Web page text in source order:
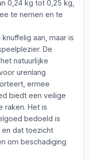
0,24 kg tot 0,25 kg,
te nemen en te
aan, maar is
De
natuurlijke
urenlang
ermee
biedt een veilige
raken. Het is
bedoeld is
en dat toezicht
om beschadiging